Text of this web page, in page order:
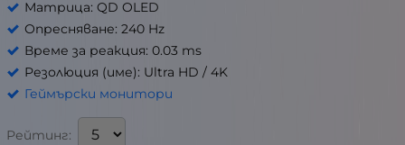
Матрица: QD OLED
Опресняване: 240 Hz
Време за реакция: 0.03 ms
Резолюция (име): Ultra HD / 4K
Геймърски монитори
Рейтинг: